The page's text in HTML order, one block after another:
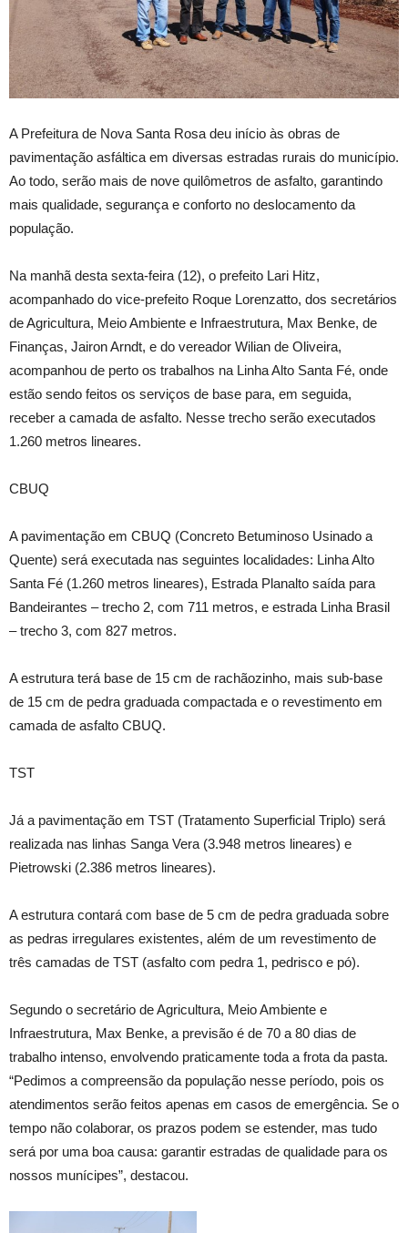
A Prefeitura de Nova Santa Rosa deu início às obras de
pavimentação asfáltica em diversas estradas rurais do município.
Ao todo, serão mais de nove quilômetros de asfalto, garantindo
mais qualidade, segurança e conforto no deslocamento da
população.
Na manhã desta sexta-feira (12), o prefeito Lari Hitz,
acompanhado do vice-prefeito Roque Lorenzatto, dos secretários
de Agricultura, Meio Ambiente e Infraestrutura, Max Benke, de
Finanças, Jairon Arndt, e do vereador Wilian de Oliveira,
acompanhou de perto os trabalhos na Linha Alto Santa Fé, onde
estão sendo feitos os serviços de base para, em seguida,
receber a camada de asfalto. Nesse trecho serão executados
1.260 metros lineares.
CBUQ
A pavimentação em CBUQ (Concreto Betuminoso Usinado a
Quente) será executada nas seguintes localidades: Linha Alto
Santa Fé (1.260 metros lineares), Estrada Planalto saída para
Bandeirantes – trecho 2, com 711 metros, e estrada Linha Brasil
– trecho 3, com 827 metros.
A estrutura terá base de 15 cm de rachãozinho, mais sub-base
de 15 cm de pedra graduada compactada e o revestimento em
camada de asfalto CBUQ.
TST
Já a pavimentação em TST (Tratamento Superficial Triplo) será
realizada nas linhas Sanga Vera (3.948 metros lineares) e
Pietrowski (2.386 metros lineares).
A estrutura contará com base de 5 cm de pedra graduada sobre
as pedras irregulares existentes, além de um revestimento de
três camadas de TST (asfalto com pedra 1, pedrisco e pó).
Segundo o secretário de Agricultura, Meio Ambiente e
Infraestrutura, Max Benke, a previsão é de 70 a 80 dias de
trabalho intenso, envolvendo praticamente toda a frota da pasta.
“Pedimos a compreensão da população nesse período, pois os
atendimentos serão feitos apenas em casos de emergência. Se o
tempo não colaborar, os prazos podem se estender, mas tudo
será por uma boa causa: garantir estradas de qualidade para os
nossos munícipes”, destacou.